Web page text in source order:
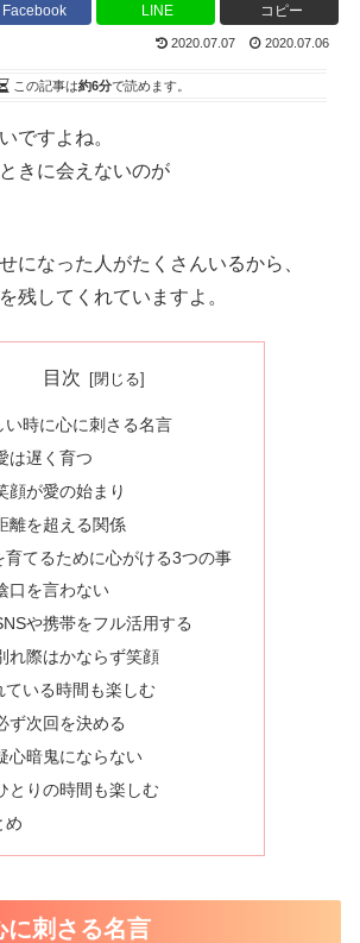
Facebook LINE コピー
2020.07.07 2020.07.06
この記事は約6分で読めます。
ですよね。
きに会えないのが
になった人がたくさんいるから、
残してくれていますよ。
目次
い時に心に刺さる名言
は遅く育つ
顔が愛の始まり
離を超える関係
育てるために心がける3つの事
口を言わない
や携帯をフル活用する
れ際はかならず笑顔
ている時間も楽しむ
ず次回を決める
心暗鬼にならない
とりの時間も楽しむ
め
に刺さる名言